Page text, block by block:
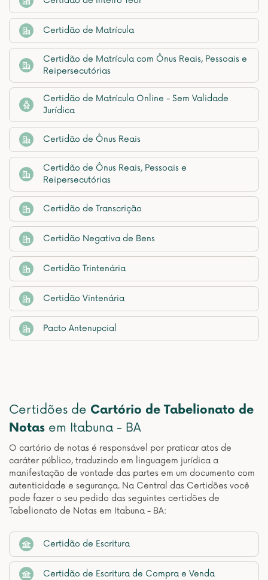
Certidão de Matrícula
Certidão de Matrícula com Ônus Reais, Pessoais e
Reipersecutórias
Certidão de Matrícula Online - Sem Validade
Jurídica
Certidão de Ônus Reais
Certidão de Ônus Reais, Pessoais e
Reipersecutórias
Certidão de Transcrição
Certidão Negativa de Bens
Certidão Trintenária
Certidão Vintenária
Pacto Antenupcial
Certidões de Cartório de Tabelionato de
Notas em Itabuna - BA
O cartório de notas é responsável por praticar atos de
caráter público, traduzindo em linguagem jurídica a
manifestação de vontade das partes em um documento com
autenticidade e segurança. Na Central das Certidões você
pode fazer o seu pedido das seguintes certidões de
Tabelionato de Notas em Itabuna - BA:
Certidão de Escritura
Certidão de Escritura de Compra e Venda